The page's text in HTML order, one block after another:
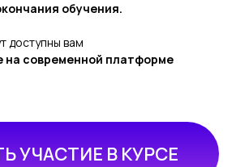
обучения.
доступны вам
на современной платформе
УЧАСТИЕ В КУРСЕ